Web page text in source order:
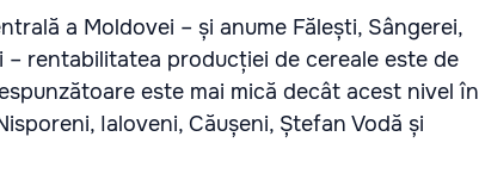
a Moldovei – și anume Fălești, Sângerei,
– rentabilitatea producției de cereale este de
este mai mică decât acest nivel în
Ialoveni, Căușeni, Ștefan Vodă și